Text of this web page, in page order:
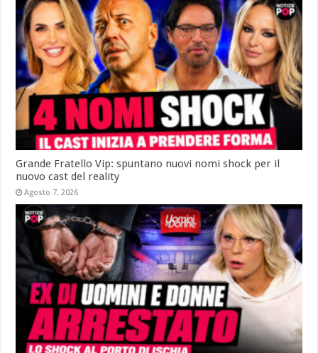
Grande Fratello Vip: spuntano nuovi nomi shock per il
nuovo cast del reality
Agosto 7, 2026